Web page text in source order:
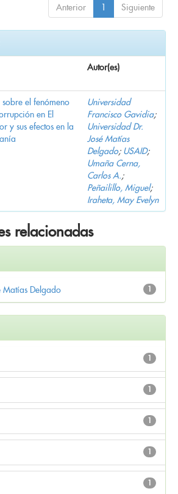
Anterior 1 Siguiente
Autor(es)
sobre el fenómeno
en El
y sus efectos en la
Universidad
Francisco Gavidia;
Universidad Dr.
José Matías
Delgado; USAID;
Umaña Cerna,
Carlos A.;
Peñailillo, Miguel;
Iraheta, May Evelyn
relacionadas
1
Matías Delgado
1
1
1
1
1